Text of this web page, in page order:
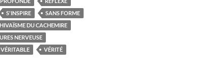
S'INSPIRE
SANS FORME
DU CACHEMIRE
NERVEUSE
VÉRITABLE VÉRITÉ